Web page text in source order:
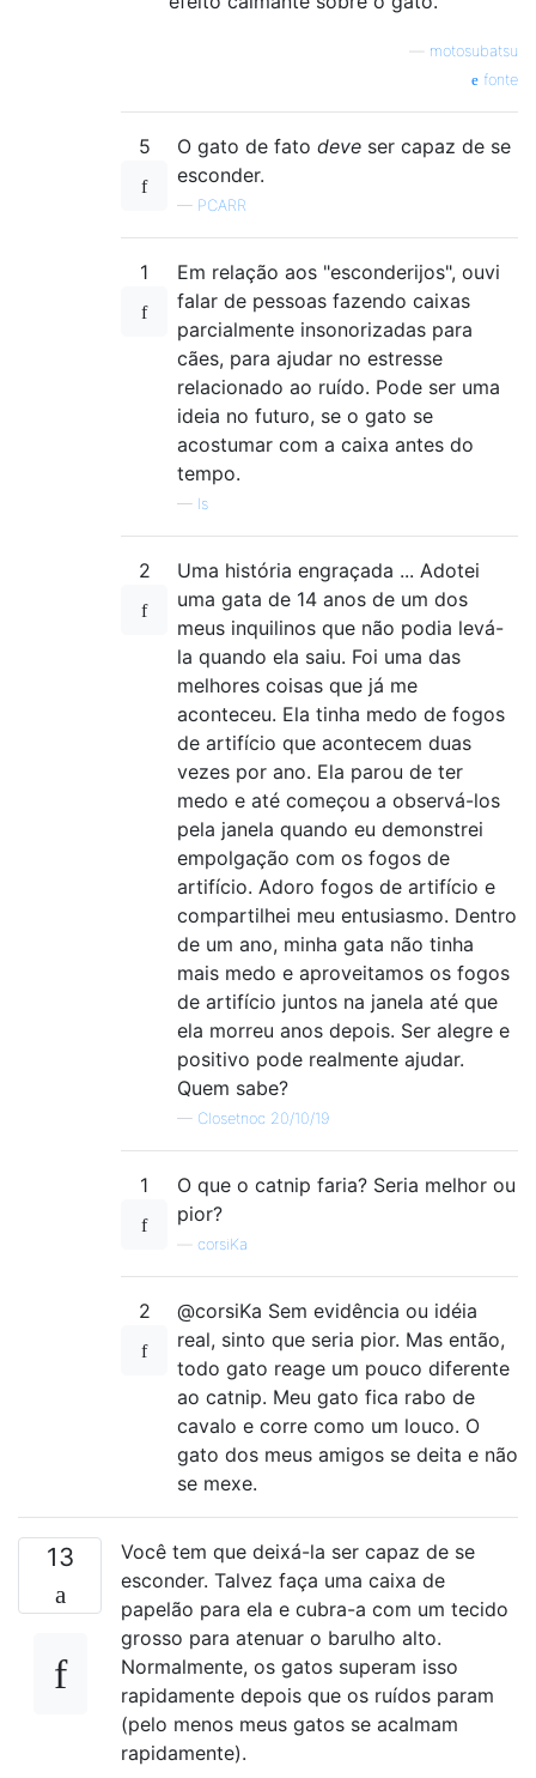
motosubatsu
fonte
5 O gato de fato deve ser capaz de se
esconder.
— PCARR
1
Em relação aos "esconderijos", ouvi
falar de pessoas fazendo caixas
parcialmente insonorizadas para
cães, para ajudar no estresse
relacionado ao ruído. Pode ser uma
ideia no futuro, se o gato se
acostumar com a caixa antes do
tempo.
— Is
2
Uma história engraçada ... Adotei
uma gata de 14 anos de um dos
meus inquilinos que não podia levá-
la quando ela saiu. Foi uma das
melhores coisas que já me
aconteceu. Ela tinha medo de fogos
de artifício que acontecem duas
vezes por ano. Ela parou de ter
medo e até começou a observá-los
pela janela quando eu demonstrei
empolgação com os fogos de
artifício. Adoro fogos de artifício e
compartilhei meu entusiasmo. Dentro
de um ano, minha gata não tinha
mais medo e aproveitamos os fogos
de artifício juntos na janela até que
ela morreu anos depois. Ser alegre e
positivo pode realmente ajudar.
Quem sabe?
— Closetnoc 20/10/19
1
O que o catnip faria? Seria melhor ou
pior?
corsiKa
2
@corsiKa Sem evidência ou idéia
real, sinto que seria pior. Mas então,
todo gato reage um pouco diferente
ao catnip. Meu gato fica rabo de
cavalo e corre como um louco. O
gato dos meus amigos se deita e não
se mexe.
13
Você tem que deixá-la ser capaz de se
esconder. Talvez faça uma caixa de
papelão para ela e cubra-a com um tecido
grosso para atenuar o barulho alto.
Normalmente, os gatos superam isso
rapidamente depois que os ruídos param
(pelo menos meus gatos se acalmam
rapidamente).